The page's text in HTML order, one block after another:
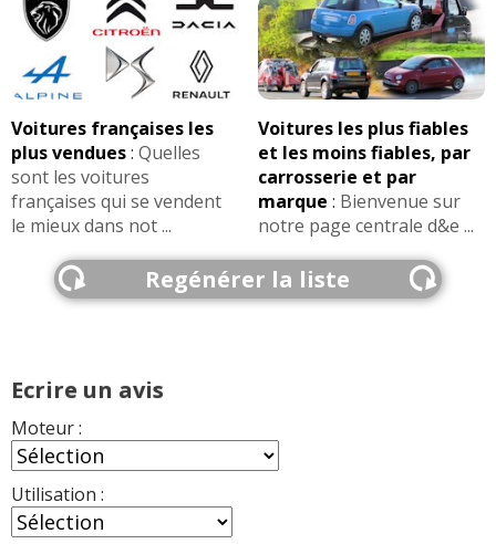
Voitures françaises les
plus vendues: Quelles
sont les voitures
françaises qui se vendent
le mieux dans not ...
Voitures les plus fiables
et les moins fiables, par
carrosserie et par
marque : Bienvenue sur
notre page centrale d&e ...
Regénérer la liste
Ecrire un avis
Moteur :
Utilisation :